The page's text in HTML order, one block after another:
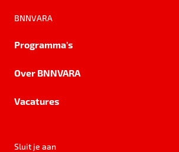
BNNVARA
Programma's
Over BNNVARA
Vacatures
Sluit je aan